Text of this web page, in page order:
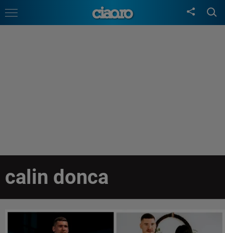
calin donca